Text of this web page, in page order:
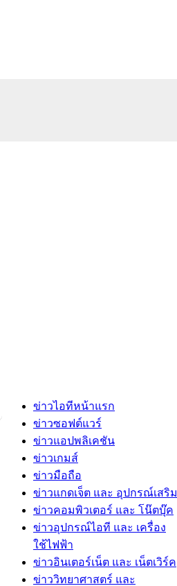
ข่าวไอทีหน้าแรก
ข่าวซอฟต์แวร์
ข่าวแอปพลิเคชัน
ข่าวเกมส์
ข่าวมือถือ
ข่าวแกดเจ็ต และ อุปกรณ์เสริม
ข่าวคอมพิวเตอร์ และ โน๊ตบุ๊ค
ข่าวอุปกรณ์ไอที และ เครื่อง
ใช้ไฟฟ้า
ข่าวอินเตอร์เน็ต และ เน็ตเวิร์ค
ข่าววิทยาศาสตร์ และ